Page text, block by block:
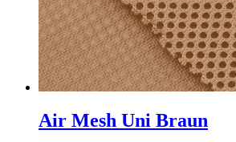
Air Mesh Uni Braun